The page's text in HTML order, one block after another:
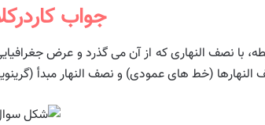
جواب کاردرکلاس
با نصف النهاری که از آن می گذرد و عرض
النهارها (خط های عمودی) و نصف النهار مبدأ